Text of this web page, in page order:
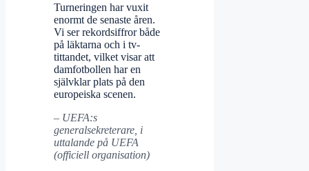
Turneringen har vuxit
enormt de senaste åren.
Vi ser rekordsiffror både
på läktarna och i tv-
tittandet, vilket visar att
damfotbollen har en
självklar plats på den
europeiska scenen.
– UEFA:s
generalsekreterare, i
uttalande på UEFA
(officiell organisation)